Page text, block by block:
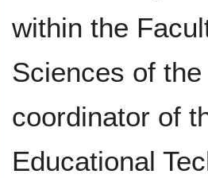
within the
Sciences of
coordinator of
Educational